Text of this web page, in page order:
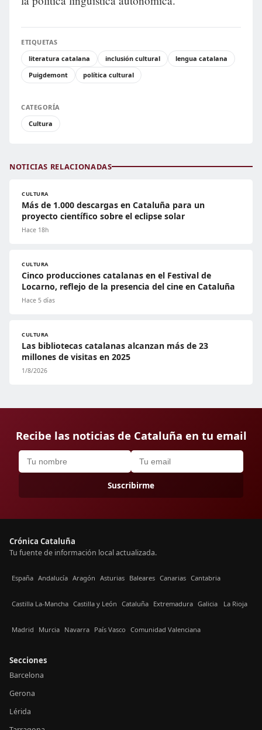
ETIQUETAS
literatura catalana
inclusión cultural
lengua catalana
Puigdemont
política cultural
CATEGORÍA
Cultura
NOTICIAS RELACIONADAS
CULTURA
Más de 1.000 descargas en Cataluña para un
proyecto científico sobre el eclipse solar
Hace 18h
CULTURA
Cinco producciones catalanas en el Festival de
Locarno, reflejo de la presencia del cine en Cataluña
Hace 5 días
CULTURA
Las bibliotecas catalanas alcanzan más de 23
millones de visitas en 2025
1/8/2026
Recibe las noticias de Cataluña en tu email
Suscribirme
Crónica Cataluña
Tu fuente de información local actualizada.
España Andalucía Aragón Asturias Baleares Canarias Cantabria
Castilla La-Mancha Castilla y León Cataluña Extremadura Galicia La Rioja
Madrid Murcia Navarra País Vasco Comunidad Valenciana
Secciones
Barcelona
Gerona
Lérida